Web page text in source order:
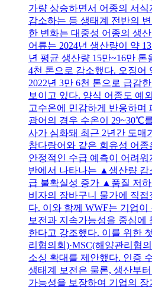
가량 상승하면서 어종의 서
감소하는 등 생태계 전반의
한 변화는 대중성 어종의 생
어류는 2024년 생산량이 약
년 평균 생산량 15만~16만
4천 톤으로 감소했다. 오징어
2022년 3만 6천 톤으로 급감
보이고 있다. 양식 어종도 예
고수온에 민감하게 반응하며
광어의 경우 수온이 29~30℃
사가 심화돼 최근 2년간 도매
참다랑어와 같은 회유성 어
안정적인 수급 예측이 어려
반에서 나타나는 ▲생산량
급 불확실성 증가 ▲품질 저
비자의 장바구니 물가에 직
다. 이와 함께 WWF는 기업
보전과 지속가능성을 중심에
한다고 강조했다. 이를 위한
리협의회)·MSC(해양관리협
소싱 확대를 제안했다. 인증
생태계 보전은 물론, 생산부
가능성을 보장하여 기업의 장